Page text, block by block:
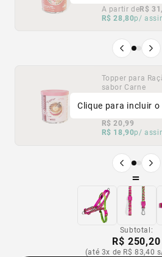
A partir deR$
R$ 28,80p/
A partir deR$
R$ 28,80p/
Produto
Topper para
sabor Carne
300g
R$ 20,99
R$ 18,90p/
Topper para
sabor Frango
300g
R$ 20,99
R$ 18,90p/
Clique para incluir
Produto
=
Subtotal:
R$ 250,20
(até 3x de R$ 83,40